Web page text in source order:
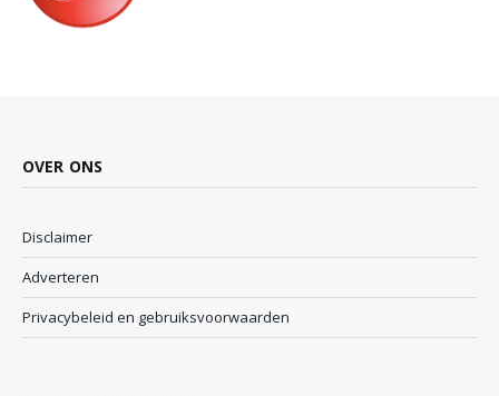
OVER ONS
Disclaimer
Adverteren
Privacybeleid en gebruiksvoorwaarden